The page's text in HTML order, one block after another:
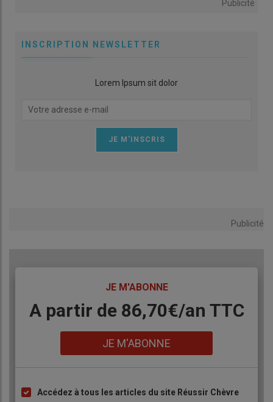
Publicité
INSCRIPTION NEWSLETTER
Lorem Ipsum sit dolor
Publicité
JE M'ABONNE
Body
A partir de 86,70€/an TTC
JE M'ABONNE
ListeAccédez à tous les articles du site Réussir Chèvre